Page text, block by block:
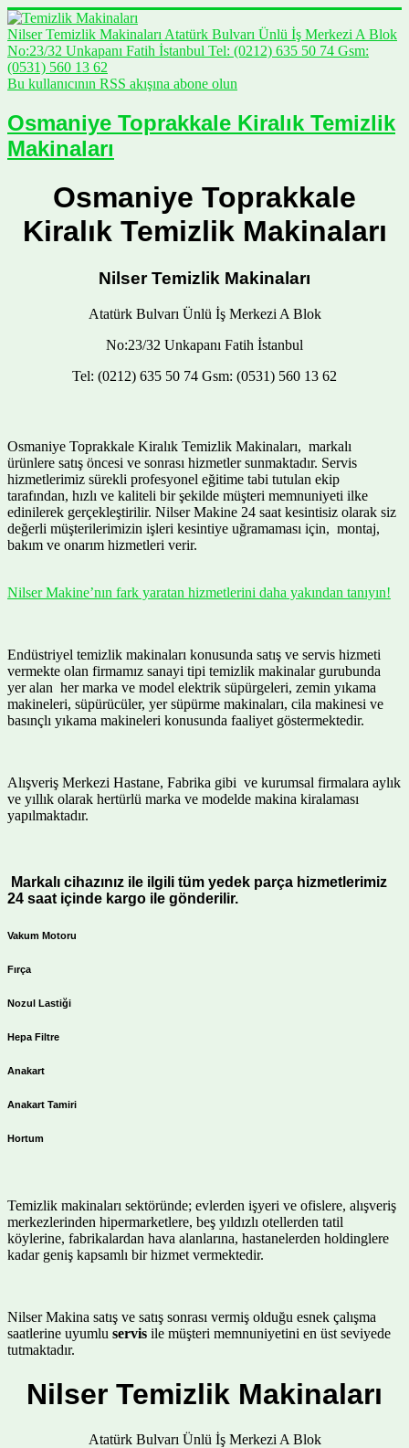
Nilser Temizlik Makinaları Atatürk Bulvarı Ünlü İş Merkezi A Blok
No:23/32 Unkapanı Fatih İstanbul Tel: (0212) 635 50 74 Gsm:
(0531) 560 13 62
Bu kullanıcının RSS akışına abone olun
Osmaniye Toprakkale Kiralık Temizlik
Makinaları
Osmaniye Toprakkale
Kiralık Temizlik Makinaları
Nilser Temizlik Makinaları
Atatürk Bulvarı Ünlü İş Merkezi A Blok
No:23/32 Unkapanı Fatih İstanbul
Tel: (0212) 635 50 74 Gsm: (0531) 560 13 62
Osmaniye Toprakkale Kiralık Temizlik Makinaları, markalı
ürünlere satış öncesi ve sonrası hizmetler sunmaktadır. Servis
hizmetlerimiz sürekli profesyonel eğitime tabi tutulan ekip
tarafından, hızlı ve kaliteli bir şekilde müşteri memnuniyeti ilke
edinilerek gerçekleştirilir. Nilser Makine 24 saat kesintisiz olarak siz
değerli müşterilerimizin işleri kesintiye uğramaması için, montaj,
bakım ve onarım hizmetleri verir.
Nilser Makine’nın fark yaratan hizmetlerini daha yakından tanıyın!
Endüstriyel temizlik makinaları konusunda satış ve servis hizmeti
vermekte olan firmamız sanayi tipi temizlik makinalar gurubunda
yer alan her marka ve model elektrik süpürgeleri, zemin yıkama
makineleri, süpürücüler, yer süpürme makinaları, cila makinesi ve
basınçlı yıkama makineleri konusunda faaliyet göstermektedir.
Alışveriş Merkezi Hastane, Fabrika gibi ve kurumsal firmalara aylık
ve yıllık olarak hertürlü marka ve modelde makina kiralaması
yapılmaktadır.
Markalı cihazınız ile ilgili tüm yedek parça hizmetlerimiz
24 saat içinde kargo ile gönderilir.
Vakum Motoru
Fırça
Nozul Lastiği
Hepa Filtre
Anakart
Anakart Tamiri
Hortum
Temizlik makinaları sektöründe; evlerden işyeri ve ofislere, alışveriş
merkezlerinden hipermarketlere, beş yıldızlı otellerden tatil
köylerine, fabrikalardan hava alanlarına, hastanelerden holdinglere
kadar geniş kapsamlı bir hizmet vermektedir.
Nilser Makina satış ve satış sonrası vermiş olduğu esnek çalışma
saatlerine uyumlu servis ile müşteri memnuniyetini en üst seviyede
tutmaktadır.
Nilser Temizlik Makinaları
Atatürk Bulvarı Ünlü İş Merkezi A Blok